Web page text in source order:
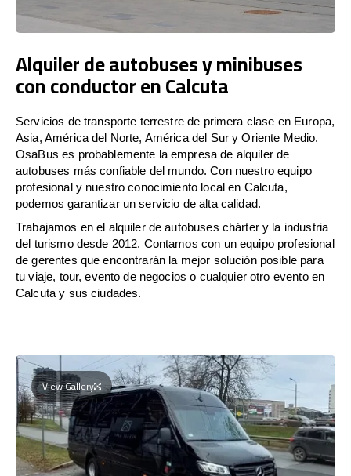
Alquiler de autobuses y minibuses
con conductor en Calcuta
Servicios de transporte terrestre de primera clase en Europa,
Asia, América del Norte, América del Sur y Oriente Medio.
OsaBus es probablemente la empresa de alquiler de
autobuses más confiable del mundo. Con nuestro equipo
profesional y nuestro conocimiento local en Calcuta,
podemos garantizar un servicio de alta calidad.
Trabajamos en el alquiler de autobuses chárter y la industria
del turismo desde 2012. Contamos con un equipo profesional
de gerentes que encontrarán la mejor solución posible para
tu viaje, tour, evento de negocios o cualquier otro evento en
Calcuta y sus ciudades.
View Gallery